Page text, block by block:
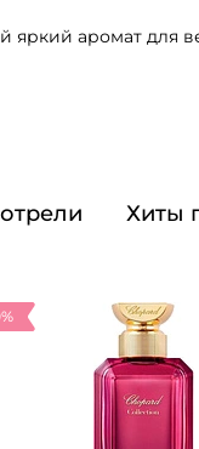
аромат для
Хиты